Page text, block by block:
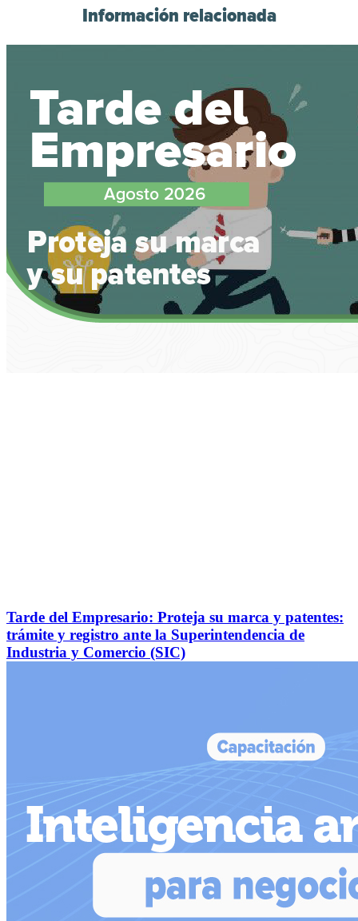
Información relacionada
Tarde del Empresario: Proteja su marca y patentes:
trámite y registro ante la Superintendencia de
Industria y Comercio (SIC)